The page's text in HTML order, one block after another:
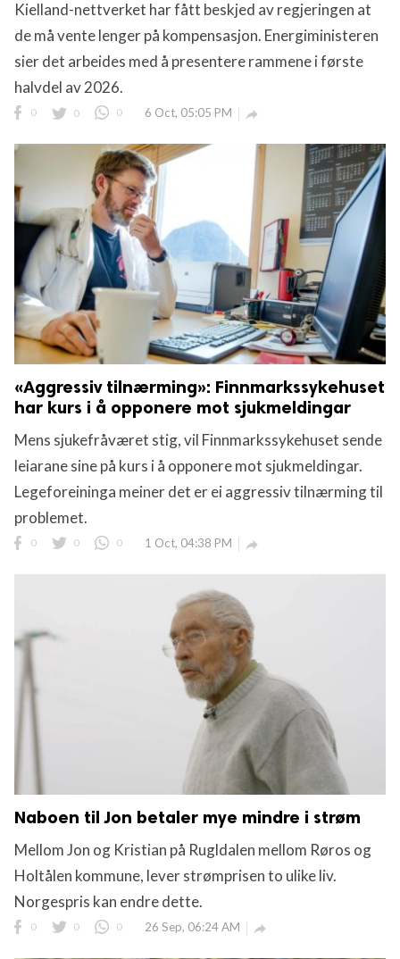
Kielland-nettverket har fått beskjed av regjeringen at
de må vente lenger på kompensasjon. Energiministeren
sier det arbeides med å presentere rammene i første
halvdel av 2026.
0 0 0 6 Oct, 05:05 PM 
«Aggressiv tilnærming»: Finnmarkssykehuset
har kurs i å opponere mot sjukmeldingar
Mens sjukefråværet stig, vil Finnmarkssykehuset sende
leiarane sine på kurs i å opponere mot sjukmeldingar.
Legeforeininga meiner det er ei aggressiv tilnærming til
problemet.
0 0 0 1 Oct, 04:38 PM 
Naboen til Jon betaler mye mindre i strøm
Mellom Jon og Kristian på Rugldalen mellom Røros og
Holtålen kommune, lever strømprisen to ulike liv.
Norgespris kan endre dette.
0 0 0 26 Sep, 06:24 AM 